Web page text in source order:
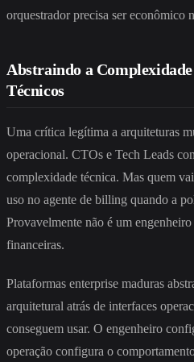
orquestrador precisa ser econômico
Abstraindo a
Técnicos
Uma crítica legítima a arquiteturas
operacional. CTOs e Tech Leads
complexidade técnica. Mas quem
uso no agente de billing quando a
Provavelmente não é um
financeiras.
Plataformas enterprise maduras
arquitetural atrás de interfaces
conseguem usar. O engenheiro
operação configura o